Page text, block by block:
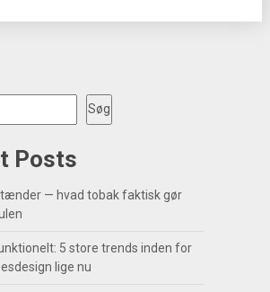
Søg
Posts
tænder — hvad tobak faktisk gør
5 store trends inden for
lige nu